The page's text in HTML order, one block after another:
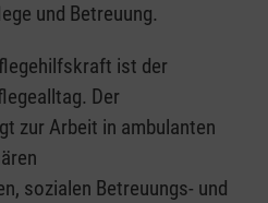
und Betreuung.
ist der
Der
zur Arbeit in ambulanten
sozialen Betreuungs- und